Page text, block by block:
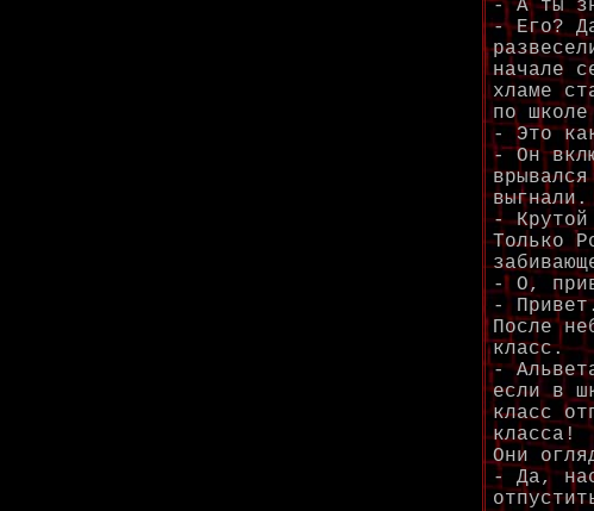
- А ты
- Его?
начале
хламе
по
- Это
- Он
- Крутой
Только
- О,
-
После
класс.
-
если в
класс
класса!
Они
- Да,